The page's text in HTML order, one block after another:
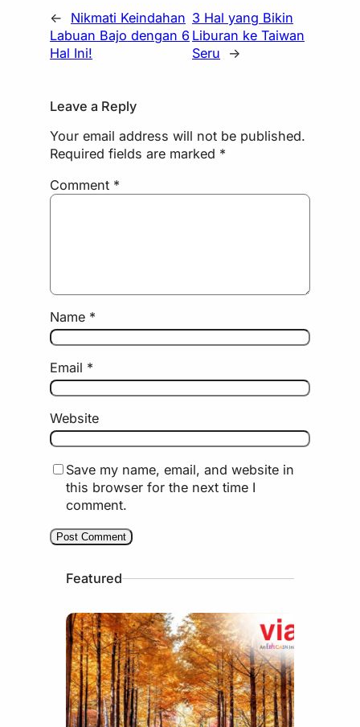
←
Nikmati Keindahan
Labuan Bajo dengan 6
Hal Ini!
3 Hal yang Bikin
Liburan ke Taiwan
Seru
→
Leave a Reply
Your email address will not be published.
Required fields are marked *
Comment *
Name *
Email *
Website
Save my name, email, and website in
this browser for the next time I
comment.
Featured